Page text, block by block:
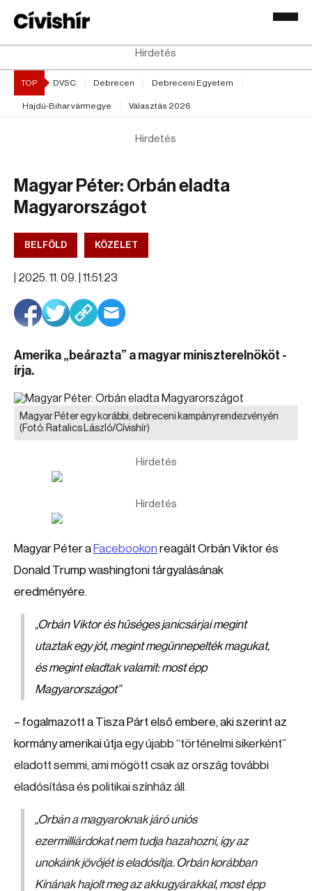
Hirdetés
TOP DVSC Debrecen Debreceni Egyetem
Hajdú-Bihar vármegye Választás 2026
Hirdetés
Magyar Péter: Orbán eladta
Magyarországot
BELFÖLD KÖZÉLET
2025. 11. 09. | 11:51:23
Amerika „beárazta” a magyar miniszterelnököt -
írja.
Magyar Péter egy korábbi, debreceni kampányrendezvényén
(Fotó: Ratalics László/Cívishír)
Hirdetés
Hirdetés
Magyar Péter a Facebookon reagált Orbán Viktor és
Donald Trump washingtoni tárgyalásának
eredményére.
„Orbán Viktor és hűséges janicsárjai megint
utaztak egy jót, megint megünnepelték magukat,
és megint eladtak valamit: most épp
Magyarországot”
– fogalmazott a Tisza Párt első embere, aki szerint az
kormány amerikai útja egy újabb “történelmi sikerként”
eladott semmi, ami mögött csak az ország további
eladósítása és politikai színház áll.
„Orbán a magyaroknak járó uniós
ezermilliárdokat nem tudja hazahozni, így az
unokáink jövőjét is eladósítja. Orbán korábban
Kínának hajolt meg az akkugyárakkal, most épp